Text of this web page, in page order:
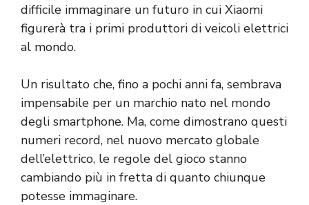
difficile immaginare un futuro in cui Xiaomi
figurerà tra i primi produttori di veicoli elettrici
al mondo.
Un risultato che, fino a pochi anni fa, sembrava
impensabile per un marchio nato nel mondo
degli smartphone. Ma, come dimostrano questi
numeri record, nel nuovo mercato globale
dell’elettrico, le regole del gioco stanno
cambiando più in fretta di quanto chiunque
potesse immaginare.